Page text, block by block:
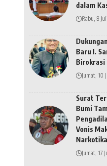
dalam
Rabu, 8
Baru I.
Birokrasi
Jumat, 10
Surat
Bumi
Vonis
Narkotika
Jumat, 17